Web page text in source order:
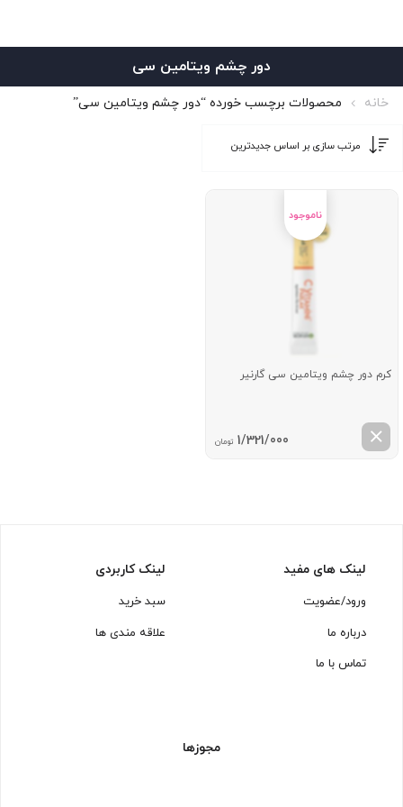
دور چشم ویتامین سی
خانه محصولات برچسب خورده “دور چشم ویتامین سی”
کرم دور چشم ویتامین سی گارنیر
1/321/000 تومان
لینک های مفید
ورود/عضویت
درباره ما
تماس با ما
لینک کاربردی
سبد خرید
علاقه مندی ها
مجوزها